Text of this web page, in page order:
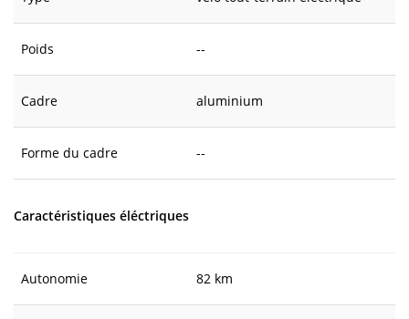
Poids --
Cadre aluminium
Forme du cadre --
Caractéristiques éléctriques
Autonomie 82 km